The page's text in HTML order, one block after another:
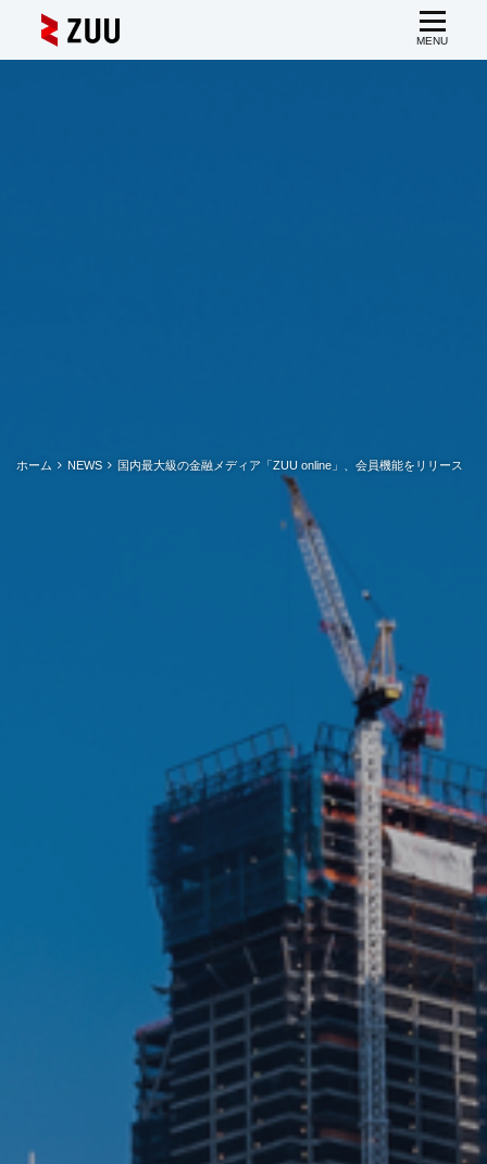
ホーム NEWS 国内最大級の金融メディア「ZUU online」、会員機能をリリース